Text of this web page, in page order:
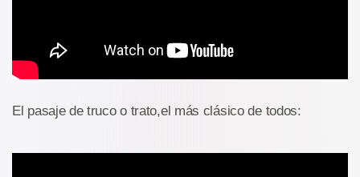
El pasaje de truco o trato,el más clásico de todos: